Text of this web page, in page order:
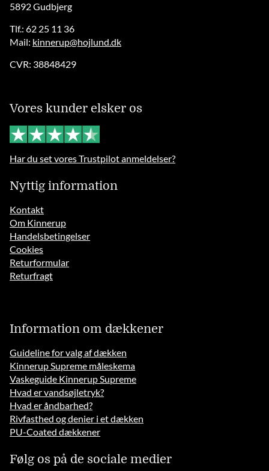
5892 Gudbjerg
Tlf.: 62 25 11 36
Mail: kinnerup@hojlund.dk
CVR: 38848429
Vores kunder elsker os
Har du set vores Trustpilot anmeldelser?
Nyttig information
Kontakt
Om Kinnerup
Handelsbetingelser
Cookies
Returformular
Returfragt
Information om dækkener
Guideline for valg af dækken
Kinnerup Supreme måleskema
Vaskeguide Kinnerup Supreme
Hvad er vandsøjletryk?
Hvad er åndbarhed?
Rivfasthed og denier i et dækken
PU-Coated dækkener
Følg os på de sociale medier